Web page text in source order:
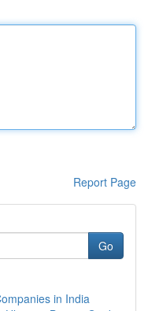
Report Page
Go
in India